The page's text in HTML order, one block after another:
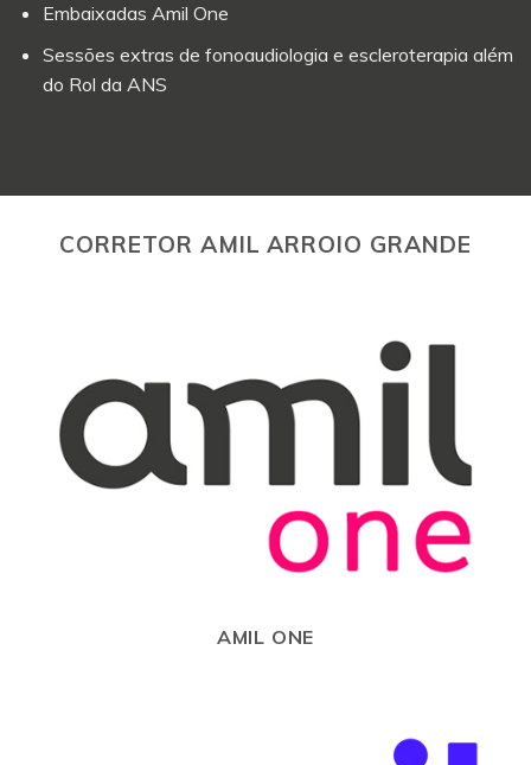
Embaixadas Amil One
Sessões extras de fonoaudiologia e escleroterapia além
do Rol da ANS
CORRETOR AMIL ARROIO GRANDE
AMIL ONE